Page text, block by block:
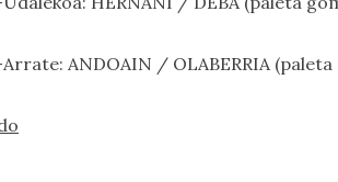
ANDOAIN / OLABERRIA